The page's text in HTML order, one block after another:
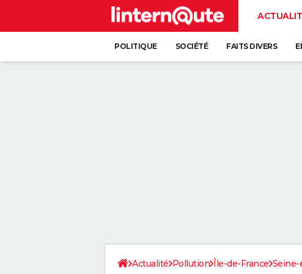
POLITIQUE SOCIÉTÉ FAITS DIVERS
Actualité Pollution Île-de-France